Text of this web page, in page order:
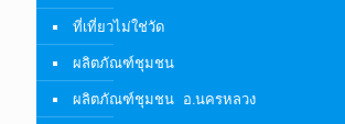
ที่เที่ยวไม่ใช่วัด
ผลิตภัณฑ์ชุมชน
ผลิตภัณฑ์ชุมชน อ.นครหลวง